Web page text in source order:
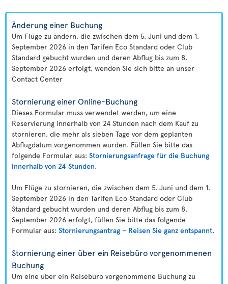
Änderung einer Buchung
Um Flüge zu ändern, die zwischen dem 5. Juni und dem 1.
September 2026 in den Tarifen Eco Standard oder Club
Standard gebucht wurden und deren Abflug bis zum 8.
September 2026 erfolgt, wenden Sie sich bitte an unser
Contact Center
Stornierung einer Online-Buchung
Dieses Formular muss verwendet werden, um eine
Reservierung innerhalb von 24 Stunden nach dem Kauf zu
stornieren, die mehr als sieben Tage vor dem geplanten
Abflugdatum vorgenommen wurden. Füllen Sie bitte das
folgende Formular aus: Stornierungsanfrage für die Buchung
innerhalb von 24 Stunden.
Um Flüge zu stornieren, die zwischen dem 5. Juni und dem 1.
September 2026 in den Tarifen Eco Standard oder Club
Standard gebucht wurden und deren Abflug bis zum 8.
September 2026 erfolgt, füllen Sie bitte das folgende
Formular aus: Stornierungsantrag – Reisen Sie ganz entspannt.
Stornierung einer über ein Reisebüro vorgenommenen
Buchung
Um eine über ein Reisebüro vorgenommene Buchung zu